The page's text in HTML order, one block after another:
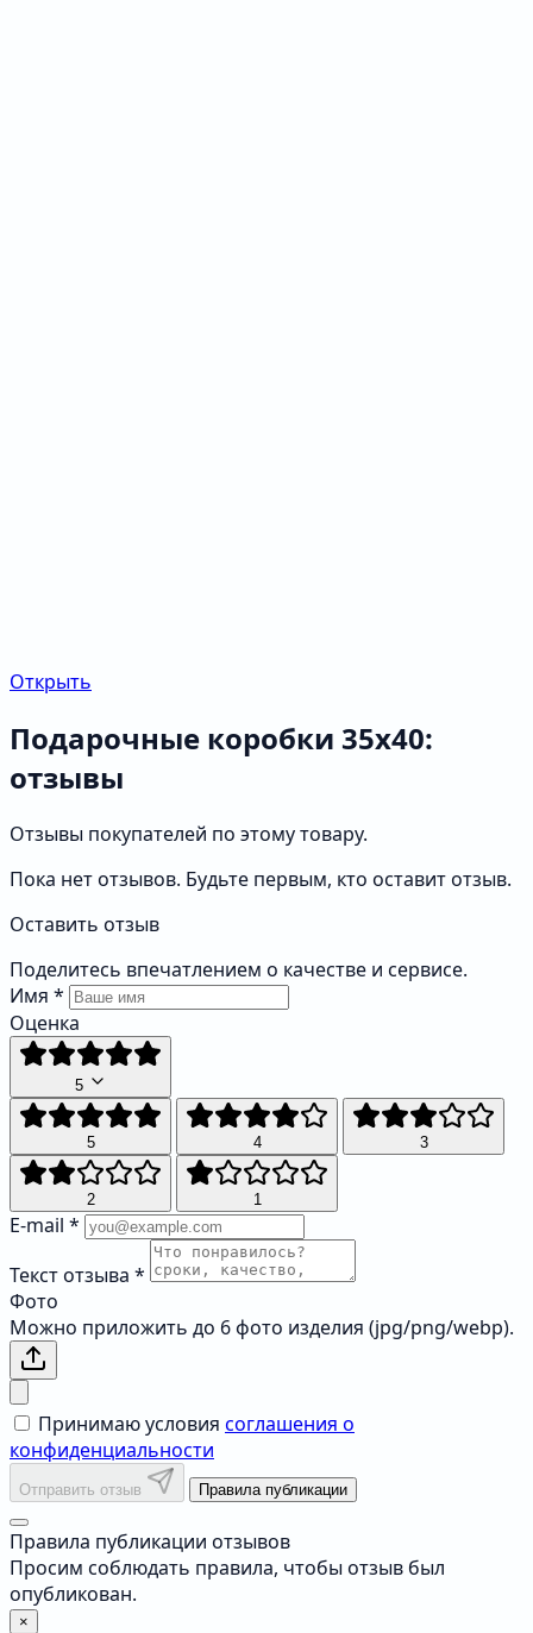
Открыть
Подарочные коробки 35х40:
отзывы
Отзывы покупателей по этому товару.
Пока нет отзывов. Будьте первым, кто оставит отзыв.
Оставить отзыв
Поделитесь впечатлением о качестве и сервисе.
Имя *
Оценка
5
5 4 3
2 1
E-mail *
Текст отзыва *
Фото
Можно приложить до 6 фото изделия (jpg/png/webp).
Принимаю условия соглашения о
конфиденциальности
Отправить отзыв Правила публикации
Правила публикации отзывов
Просим соблюдать правила, чтобы отзыв был
опубликован.
×